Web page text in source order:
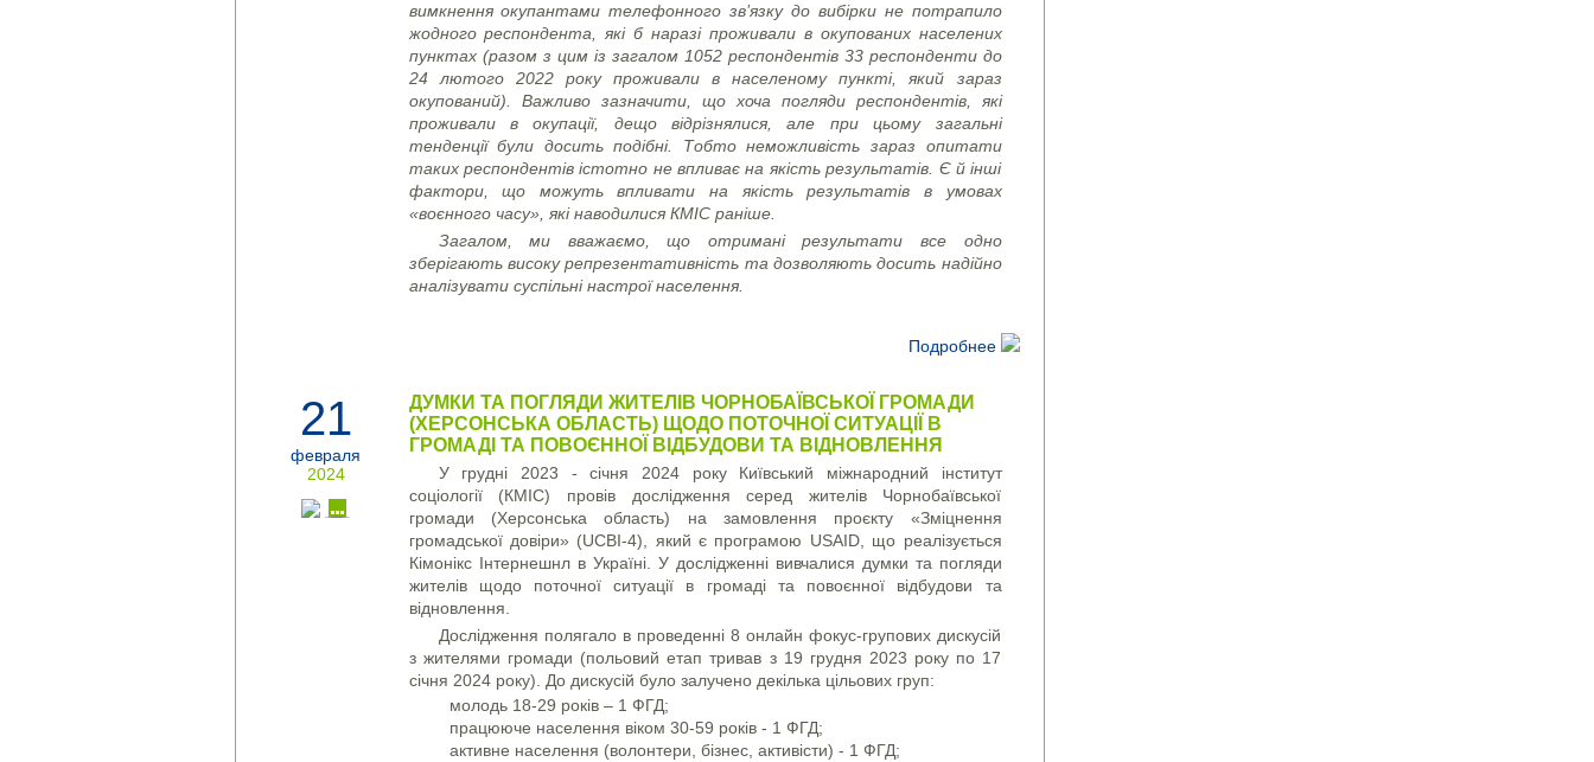
вимкнення окупантами телефонного зв’язку до вибірки не потрапило
жодного респондента, які б наразі проживали в окупованих населених
пунктах (разом з цим із загалом 1052 респондентів 33 респонденти до
24 лютого 2022 року проживали в населеному пункті, який зараз
окупований) . Важливо зазначити, що хоча погляди респондентів, які
проживали в окупації, дещо відрізнялися, але при цьому загальні
тенденції були досить подібні. Тобто неможливість зараз опитати
таких респондентів істотно не впливає на якість результатів. Є й інші
фактори, що можуть впливати на якість результатів в умовах
«воєнного часу», які наводилися КМІС раніше.
Загалом, ми вважаємо, що отримані результати все одно
зберігають високу репрезентативність та дозволяють досить надійно
аналізувати суспільні настрої населення.
Подробнее
21
февраля
2024
ДУМКИ ТА ПОГЛЯДИ ЖИТЕЛІВ ЧОРНОБАЇВСЬКОЇ ГРОМАДИ
(ХЕРСОНСЬКА ОБЛАСТЬ) ЩОДО ПОТОЧНОЇ СИТУАЦІЇ В
ГРОМАДІ ТА ПОВОЄННОЇ ВІДБУДОВИ ТА ВІДНОВЛЕННЯ
У грудні 2023 - січня 2024 року Київський міжнародний інститут
соціології (КМІС) провів дослідження серед жителів Чорнобаївської
громади (Херсонська область) на замовлення проєкту «Зміцнення
громадської довіри» (UCBI-4), який є програмою USAID, що реалізується
Кімонікс Інтернешнл в Україні. У дослідженні вивчалися думки та погляди
жителів щодо поточної ситуації в громаді та повоєнної відбудови та
відновлення.
Дослідження полягало в проведенні 8 онлайн фокус-групових дискусій
з жителями громади (польовий етап тривав з 19 грудня 2023 року по 17
січня 2024 року). До дискусій було залучено декілька цільових груп:
молодь 18-29 років – 1 ФГД;
працююче населення віком 30-59 років - 1 ФГД;
активне населення (волонтери, бізнес, активісти) - 1 ФГД;